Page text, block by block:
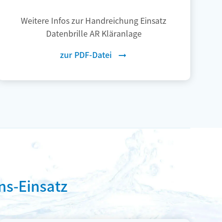
Weitere Infos zur Handreichung Einsatz
Datenbrille AR Kläranlage
zur PDF-Datei
Einsatz